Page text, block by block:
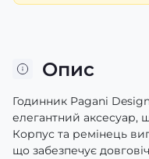
Опис
Годинник Pagani
елегантний аксесуар,
Корпус та ремінець
що забезпечує